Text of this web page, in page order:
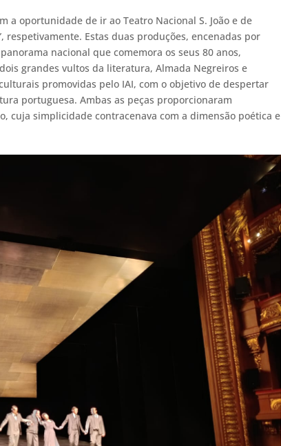
a oportunidade de ir ao Teatro Nacional S. João e de
respetivamente. Estas duas produções, encenadas por
nacional que comemora os seus 80 anos,
grandes vultos da literatura, Almada Negreiros e
promovidas pelo IAI, com o objetivo de despertar
portuguesa. Ambas as peças proporcionaram
cuja simplicidade contracenava com a dimensão poética e